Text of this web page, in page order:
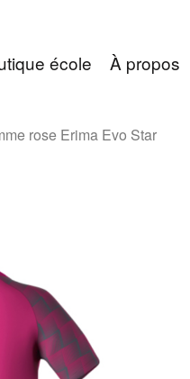
école À propos
rose Erima Evo Star